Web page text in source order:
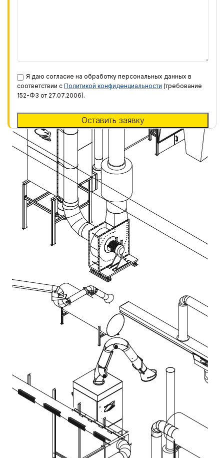
Я даю согласие на обработку персональных данных в
соответствии с Политикой конфиденциальности (требование
152-ФЗ от 27.07.2006).